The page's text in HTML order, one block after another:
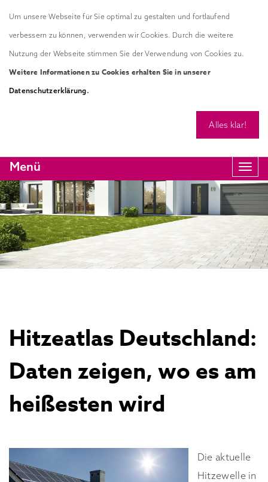
Menü
Hitzeatlas Deutschland:
Daten zeigen, wo es am
heißesten wird
Die aktuelle
Hitzewelle in
Um unsere Webseite für Sie optimal zu gestalten und fortlaufend
verbessern zu können, verwenden wir Cookies. Durch die weitere
Nutzung der Webseite stimmen Sie der Verwendung von Cookies zu.
Weitere Informationen zu Cookies erhalten Sie in unserer
Datenschutzerklärung.
Alles klar!